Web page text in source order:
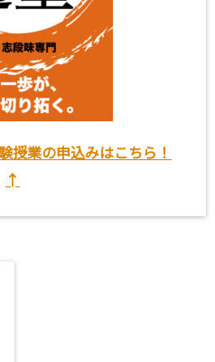
授業の申込みはこちら！
↑